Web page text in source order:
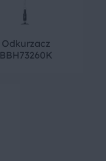
Odkurzacz
BBH73260K